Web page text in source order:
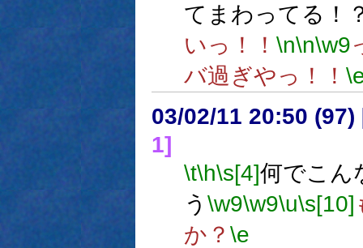
てまわってる！
いっ！！ \n\n\w9
バ過ぎやっ！！
03/02/11 20:50 (97)
1]
\t\h\s[4]何でこん
う \w9\w9\u\s[10]
か？ \e